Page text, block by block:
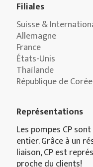
Filiales
Suisse &
Allemagne
France
États-Unis
Thaïlande
République de Corée
Représentations
Les pompes CP
entier. Grâce à un
liaison, CP est
proche du clients!